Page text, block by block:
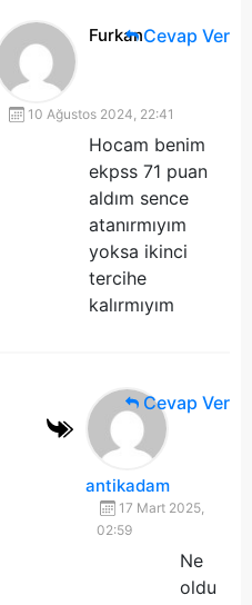
Furkan
10 Ağustos 2024, 22:41
Hocam benim
ekpss 71 puan
aldım sence
atanırmıyım
yoksa ikinci
tercihe
kalırmıyım
Cevap Ver
antikadam
17 Mart 2025,
02:59
Ne
oldu
Cevap Ver